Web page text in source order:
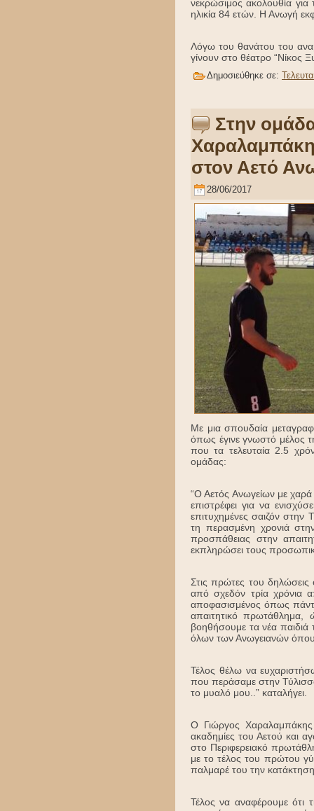
νεκρώσιμος ακολουθία
ηλικία 84 ετών. Η Ανωγή
Λόγω του θανάτου του
γίνουν στο θέατρο “Νίκος
Δημοσιεύθηκε σε:
Στην
στον Αετό
28/06/2017
Με μια σπουδαία
όπως έγινε γνωστό μέλος
που τα τελευταία 2.5
ομάδας:
“Ο Αετός Ανωγείων με
επιστρέφει για να
επιτυχημένες σαιζόν
τη περασμένη χρονιά
προσπάθειας στην
εκπληρώσει τους
Στις πρώτες του
από σχεδόν τρία χρόνια
αποφασισμένος όπως
απαιτητικό
βοηθήσουμε τα νέα
όλων των Ανωγειανών όπου
Τέλος θέλω να
που περάσαμε στην
το μυαλό μου..” καταλήγει.
Ο Γιώργος Χαραλαμπάκης
ακαδημίες του Αετού και
στο Περιφερειακό
με το τέλος του πρώτου
παλμαρέ του την
Τέλος να αναφέρουμε ότι